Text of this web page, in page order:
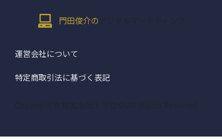
門田俊介の デジタルマーケティング
運営会社について
特定商取引法に基づく表記
Copyright © 株式会社トポロジ All Rights Reserved.